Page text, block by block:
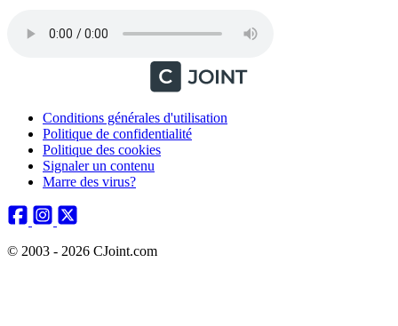
Conditions générales d'utilisation
Politique de confidentialité
Politique des cookies
Signaler un contenu
Marre des virus?
© 2003 - 2026 CJoint.com